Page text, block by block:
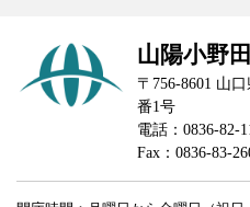
山陽小野
〒756-8601 山
番1号
電話：0836-82-
Fax：0836-83-